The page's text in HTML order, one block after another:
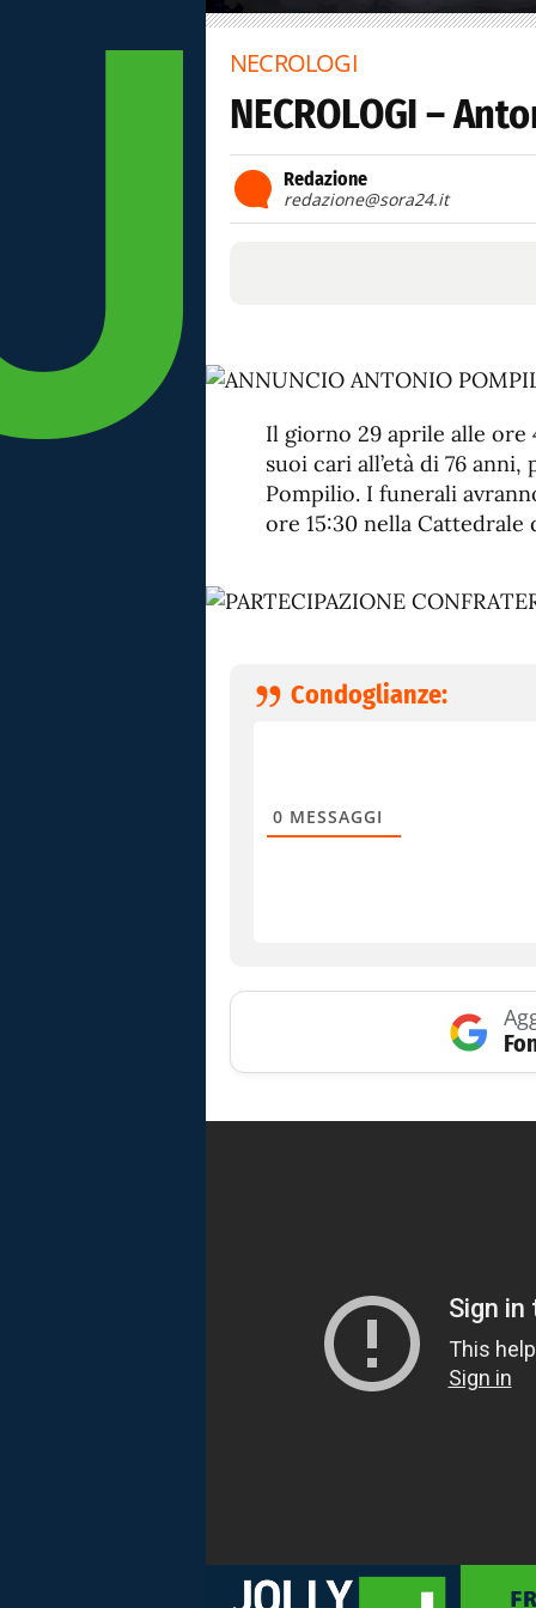
NECROLOGI
NECROLOGI –
Redazione
redazione@sora24.it
Il giorno 29 aprile alle ore
suoi cari all’età di 76
Pompilio. I funerali
ore 15:30 nella Cattedrale
Condoglianze:
0 MESSAGGI